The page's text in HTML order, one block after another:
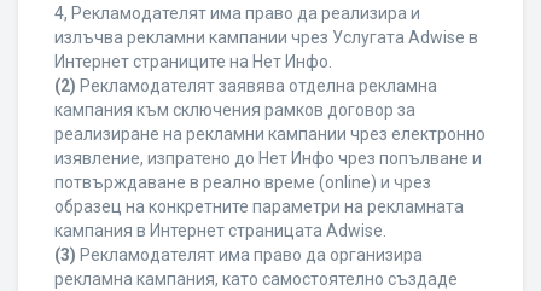
4, Рекламодателят има право да реализира и
излъчва рекламни кампании чрез Услугата Adwise в
Интернет страниците на Нет Инфо.
(2) Рекламодателят заявява отделна рекламна
кампания към сключения рамков договор за
реализиране на рекламни кампании чрез електронно
изявление, изпратено до Нет Инфо чрез попълване и
потвърждаване в реално време (online) и чрез
образец на конкретните параметри на рекламната
кампания в Интернет страницата Adwise.
(3) Рекламодателят има право да организира
рекламна кампания, като самостоятелно създаде